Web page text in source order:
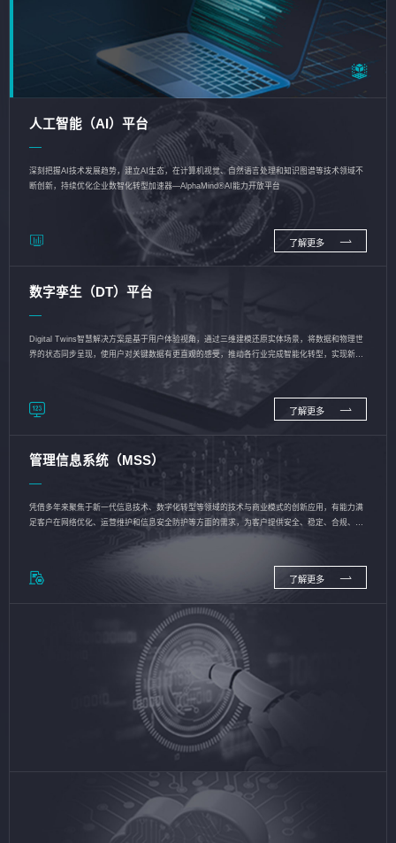
人工智能（AI）平台
深刻把握AI技术发展趋势，建立AI生态，在计算机视觉、自然语言处理和知识图谱等技术领域不
断创新，持续优化企业数智化转型加速器—AlphaMind®AI能力开放平台
了解更多
数字孪生（DT）平台
Digital Twins智慧解决方案是基于用户体验视角，通过三维建模还原实体场景，将数据和物理世
界的状态同步呈现，使用户对关键数据有更直观的感受，推动各行业完成智能化转型，实现新旧
了解更多
管理信息系统（MSS）
凭借多年来聚焦于新一代信息技术、数字化转型等领域的技术与商业模式的创新应用，有能力满
足客户在网络优化、运营维护和信息安全防护等方面的需求，为客户提供安全、稳定、合规、持
了解更多